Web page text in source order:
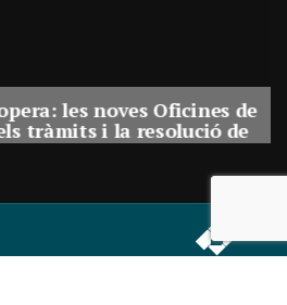
les noves Oficines de
tràmits i la resolució de
de Catalunya